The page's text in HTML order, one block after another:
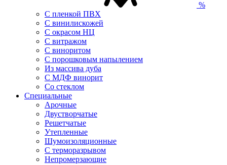
%
С пленкой ПВХ
С винилискожей
С окрасом НЦ
С витражом
С виноритом
С порошковым напылением
Из массива дуба
С МДФ винорит
Со стеклом
Специальные
Арочные
Двустворчатые
Решетчатые
Утепленные
Шумоизоляционные
С терморазрывом
Непромерзающие